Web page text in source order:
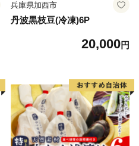
兵庫県加西市
丹波黒枝豆(冷凍)6P
20,000円